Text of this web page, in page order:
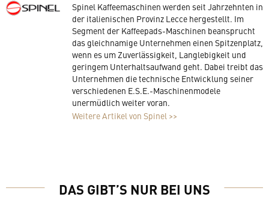
Spinel Kaffeemaschinen werden seit Jahrzehnten in
der italienischen Provinz Lecce hergestellt. Im
Segment der Kaffeepads-Maschinen beansprucht
das gleichnamige Unternehmen einen Spitzenplatz,
wenn es um Zuverlässigkeit, Langlebigkeit und
geringem Unterhaltsaufwand geht. Dabei treibt das
Unternehmen die technische Entwicklung seiner
verschiedenen E.S.E.-Maschinenmodele
unermüdlich weiter voran.
Weitere Artikel von Spinel >>
DAS GIBT’S NUR BEI UNS